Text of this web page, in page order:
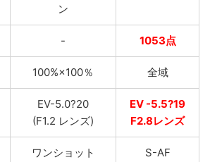
ン
- 1053点
100%×100％ 全域
EV-5.0?20
(F1.2 レンズ)
EV -5.5?19
F2.8レンズ
ワンショット
S-AF